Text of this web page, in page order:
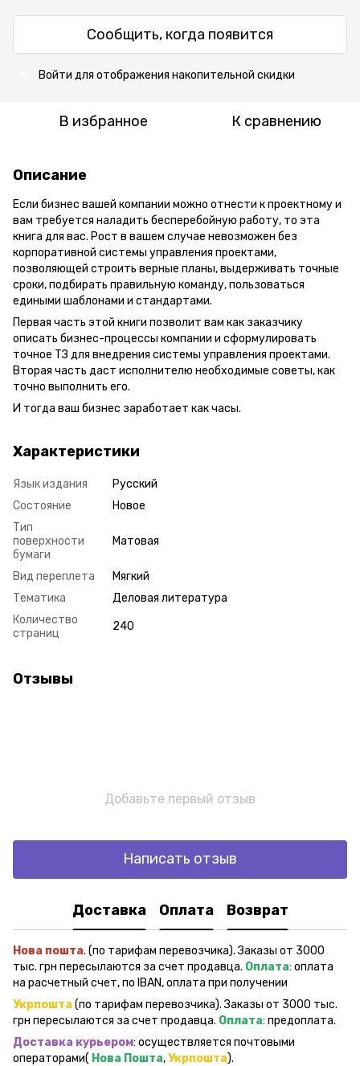
Сообщить, когда появится
Войти для отображения накопительной скидки
В избранное К сравнению
Описание
Если бизнес вашей компании можно отнести к проектному и
вам требуется наладить бесперебойную работу, то эта
книга для вас. Рост в вашем случае невозможен без
корпоративной системы управления проектами,
позволяющей строить верные планы, выдерживать точные
сроки, подбирать правильную команду, пользоваться
едиными шаблонами и стандартами.
Первая часть этой книги позволит вам как заказчику
описать бизнес-процессы компании и сформулировать
точное ТЗ для внедрения системы управления проектами.
Вторая часть даст исполнителю необходимые советы, как
точно выполнить его.
И тогда ваш бизнес заработает как часы.
Характеристики
Язык издания
Русский
Состояние
Новое
Тип
поверхности
бумаги
Матовая
Вид переплета
Мягкий
Тематика
Деловая литература
Количество
страниц
240
Отзывы
Добавьте первый отзыв
Написать отзыв
Доставка Оплата Возврат
Нова пошта. (по тарифам перевозчика). Заказы от 3000
тыс. грн пересылаются за счет продавца. Оплата: оплата
на расчетный счет, по IBAN, оплата при получении
Укрпошта (по тарифам перевозчика). Заказы от 3000 тыс.
грн пересылаются за счет продавца. Оплата: предоплата.
Доставка курьером: осуществляется почтовыми
операторами( Нова Пошта,Укрпошта).